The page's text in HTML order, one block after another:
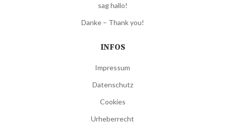
sag hallo!
Danke – Thank you!
INFOS
Impressum
Datenschutz
Cookies
Urheberrecht